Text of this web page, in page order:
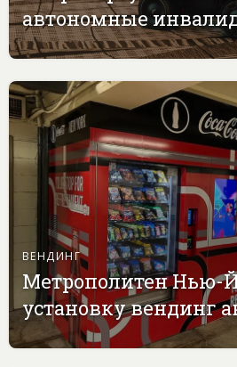
автономные
ВЕНДИНГ
Метрополитен Нью-
установку вендинг